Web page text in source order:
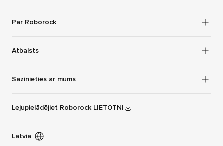
Par Roborock
Atbalsts
Sazinieties ar mums
Lejupielādējiet Roborock LIETOTNI
Latvia